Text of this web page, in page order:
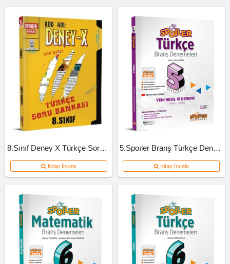
8.Sınıf Deney X Türkçe Soru Bankası
Kitap İncele
5.Spoıler Branş Türkçe Deneme
Kitap İncele